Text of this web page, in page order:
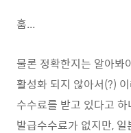
훔...
물론 정확한지는 알아봐
활성화 되지 않아서(?)
수수료를 받고 있다고
발급수수료가 없지만,